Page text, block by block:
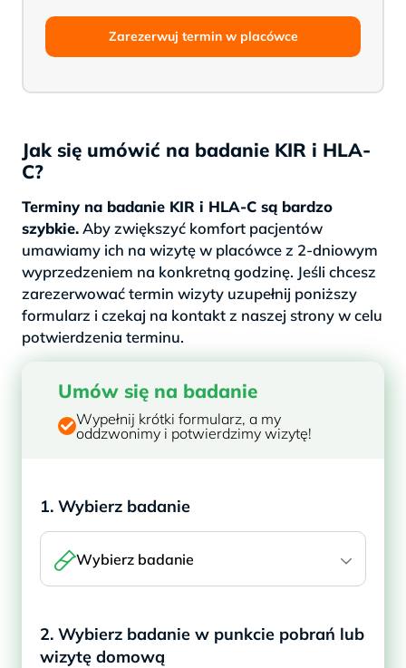
Zarezerwuj termin w placówce
Jak się umówić na badanie KIR i HLA-
C?
Terminy na badanie KIR i HLA-C są bardzo
szybkie.Aby zwiększyć komfort pacjentów
umawiamy ich na wizytę w placówce z 2-dniowym
wyprzedzeniem na konkretną godzinę. Jeśli chcesz
zarezerwować termin wizyty uzupełnij poniższy
formularz i czekaj na kontakt z naszej strony w celu
potwierdzenia terminu.
Umów się na badanie
Wypełnij krótki formularz, a my
oddzwonimy i potwierdzimy wizytę!
1. Wybierz badanie
Wybierz badanie
2. Wybierz badanie w punkcie pobrań lub
wizytę domową